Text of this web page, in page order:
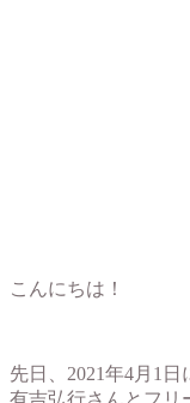
こんにちは！
先日、2021年4月1